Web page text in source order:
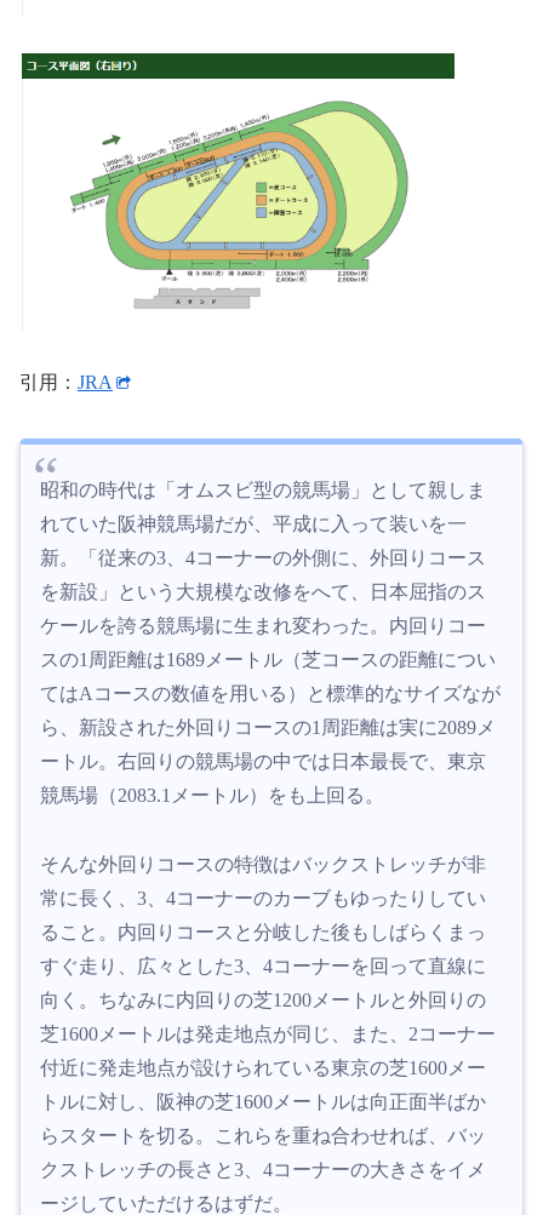
引用： JRA
昭和の時代は「オムスビ型の競馬場」として親しま
れていた阪神競馬場だが、平成に入って装いを一
新。「従来の3、4コーナーの外側に、外回りコース
を新設」という大規模な改修をへて、日本屈指のス
ケールを誇る競馬場に生まれ変わった。内回りコー
スの1周距離は1689メートル（芝コースの距離につい
てはAコースの数値を用いる）と標準的なサイズなが
ら、新設された外回りコースの1周距離は実に2089メ
ートル。右回りの競馬場の中では日本最長で、東京
競馬場（2083.1メートル）をも上回る。
そんな外回りコースの特徴はバックストレッチが非
常に長く、3、4コーナーのカーブもゆったりしてい
ること。内回りコースと分岐した後もしばらくまっ
すぐ走り、広々とした3、4コーナーを回って直線に
向く。ちなみに内回りの芝1200メートルと外回りの
芝1600メートルは発走地点が同じ、また、2コーナー
付近に発走地点が設けられている東京の芝1600メー
トルに対し、阪神の芝1600メートルは向正面半ばか
らスタートを切る。これらを重ね合わせれば、バッ
クストレッチの長さと3、4コーナーの大きさをイメ
ージしていただけるはずだ。